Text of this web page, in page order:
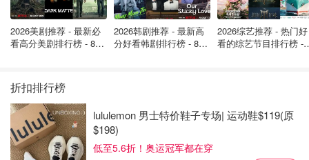
2026美剧推荐 - 最新必
看高分美剧排行榜 - 8月
2026韩剧推荐 - 最新高
分好看韩剧排行榜 - 8月
2026综艺推荐 - 热门好
看的综艺节目排行榜 -
折扣排行榜
lululemon 男士特价鞋子专场| 运动鞋$119(原
$198)
低至5.6折！奥运冠军都在穿